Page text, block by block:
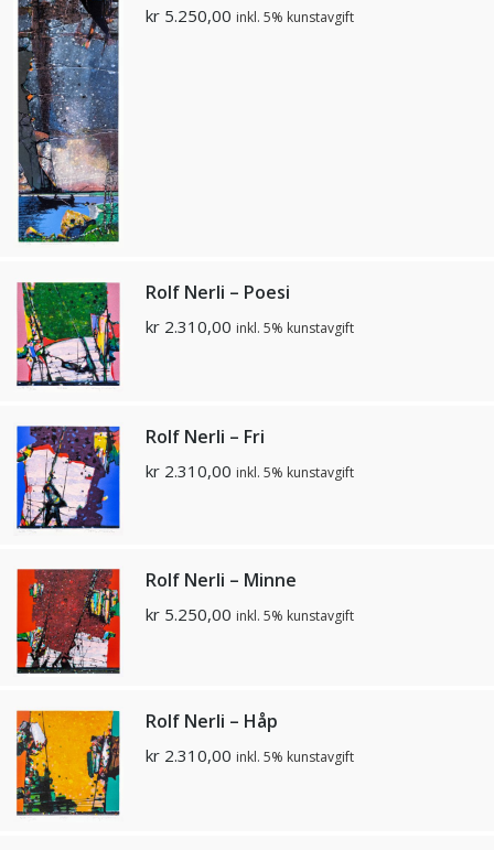
kr 5.250,00 inkl. 5% kunstavgift
Rolf Nerli – Poesi
kr 2.310,00 inkl. 5% kunstavgift
Rolf Nerli – Fri
kr 2.310,00 inkl. 5% kunstavgift
Rolf Nerli – Minne
kr 5.250,00 inkl. 5% kunstavgift
Rolf Nerli – Håp
kr 2.310,00 inkl. 5% kunstavgift